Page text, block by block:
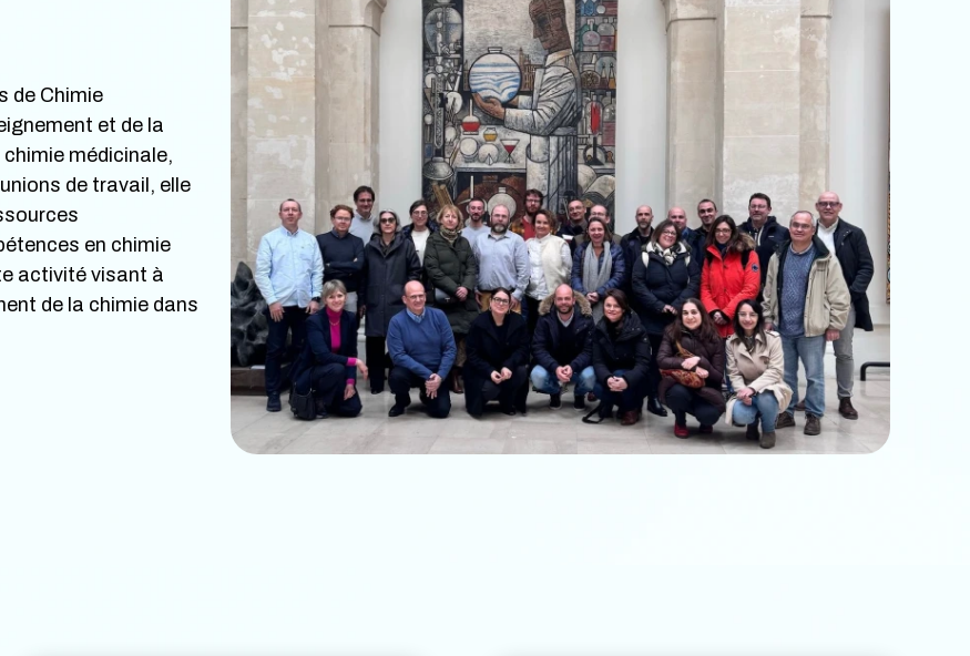
de Chimie
et de la
médicinale,
de travail, elle
en chimie
activité visant à
de la chimie dans